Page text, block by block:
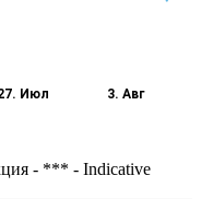
Июл 3. Авг
- *** - Indicative